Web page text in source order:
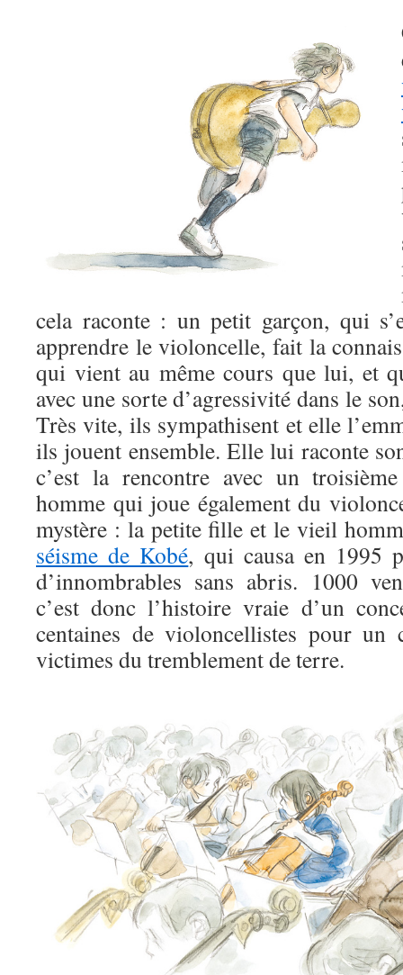
cela raconte : un petit garçon, qui
apprendre le violoncelle, fait la
qui vient au même cours que lui, et
avec une sorte d’agressivité dans le
Très vite, ils sympathisent et elle
ils jouent ensemble. Elle lui raconte
c’est la rencontre avec un
homme qui joue également du
mystère : la petite fille et le vieil
séisme de Kobé, qui causa en 1995
d’innombrables sans abris. 1000
c’est donc l’histoire vraie d’un
centaines de violoncellistes pour un
victimes du tremblement de terre.